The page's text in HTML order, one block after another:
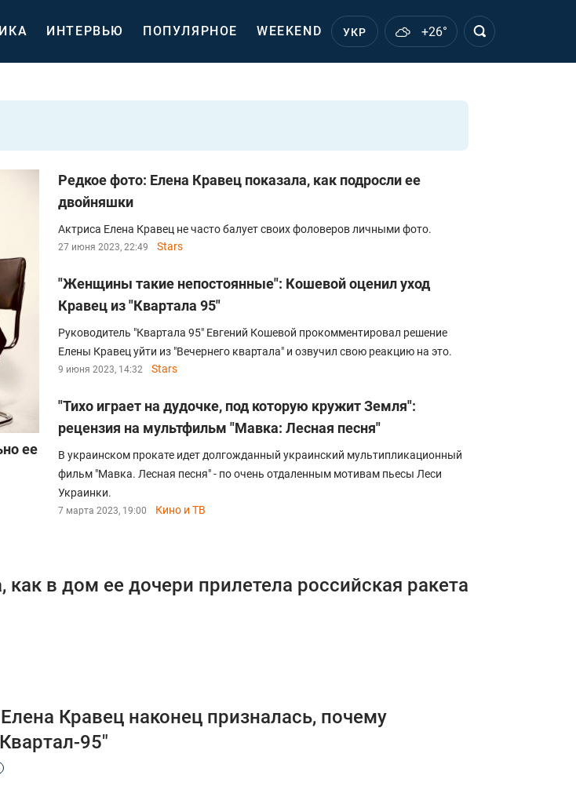
ИНТЕРВЬЮ ПОПУЛЯРНОЕ WEEKEND УКР +26°
ее
Редкое фото: Елена Кравец показала, как подросли ее
двойняшки
Актриса Елена Кравец не часто балует своих фоловеров личными фото.
27 июня 2023, 22:49 Stars
"Женщины такие непостоянные": Кошевой оценил уход
Кравец из "Квартала 95"
Руководитель "Квартала 95" Евгений Кошевой прокомментировал решение
Елены Кравец уйти из "Вечернего квартала" и озвучил свою реакцию на это.
9 июня 2023, 14:32 Stars
"Тихо играет на дудочке, под которую кружит Земля":
рецензия на мультфильм "Мавка: Лесная песня"
В украинском прокате идет долгожданный украинский мультипликационный
фильм "Мавка. Лесная песня" - по очень отдаленным мотивам пьесы Леси
Украинки.
7 марта 2023, 19:00 Кино и ТВ
как в дом ее дочери прилетела российская ракета
Кравец наконец призналась, почему
95"